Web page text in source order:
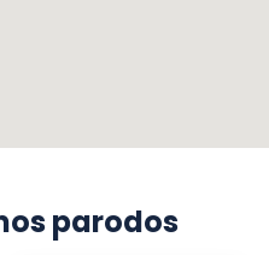
parodos